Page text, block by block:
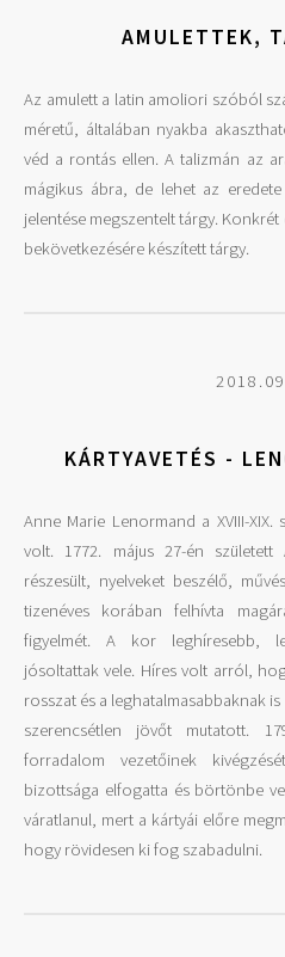
AMULETTEK,
Az amulett a latin amoliori szóból
méretű, általában nyakba
véd a rontás ellen. A talizmán az
mágikus ábra, de lehet az
jelentése megszentelt tárgy.
bekövetkezésére készített tárgy.
KÁRTYAVETÉS -
Anne Marie Lenormand a XVIII-
volt. 1772. május 27-én született
részesült, nyelveket beszélő,
tizenéves korában felhívta
figyelmét. A kor leghíresebb,
jósoltattak vele. Híres volt arról,
rosszat és a leghatalmasabbaknak
szerencsétlen jövőt mutatott.
forradalom vezetőinek
bizottsága elfogatta és börtönbe
váratlanul, mert a kártyái előre
hogy rövidesen ki fog szabadulni.